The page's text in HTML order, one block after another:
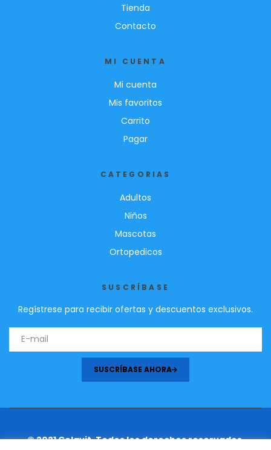
Tienda
Contacto
MI CUENTA
Mi cuenta
Mis favoritos
Carrito
Pagar
CATEGORIAS
Adultos
Niños
Mascotas
Ortopedicos
SUSCRÍBASE
Regístrese para recibir ofertas y descuentos exclusivos.
SUSCRÍBASE AHORA
© 2021 Celavit. Todos los derechos reservados.